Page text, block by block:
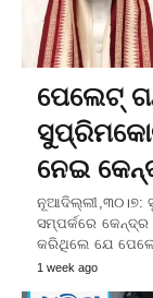
ପେଲେଟ୍
ନେଇ
ନୂଆଦିଲ୍ଲୀ,୩୦।୭:
ସମ୍ପର୍କରେ କେନ୍ଦ୍ର
କରିଥିଲେ ଯେ
1 week ago